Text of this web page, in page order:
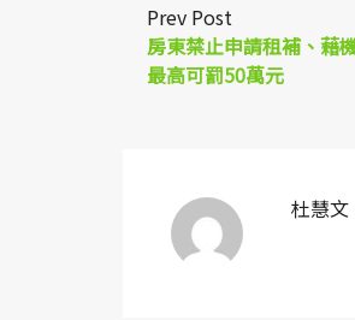
Prev Post
房東禁止申請租補、藉
最高可罰50萬元
杜慧文